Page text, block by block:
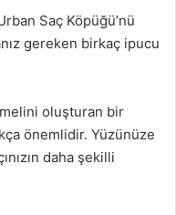
Saç Köpüğü’nü
gereken birkaç ipucu
oluşturan bir
önemlidir. Yüzünüze
daha şekilli